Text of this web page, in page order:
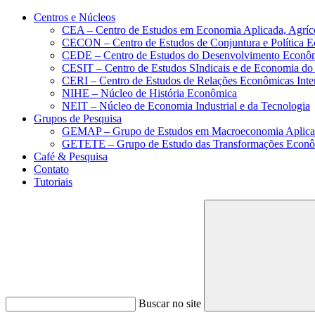
Conteúdo principal Menu principal
Centros e Núcleos
CEA – Centro de Estudos em Economia Aplicada,
CECON – Centro de Estudos de Conjuntura e Política
CEDE – Centro de Estudos do Desenvolvimento
CESIT – Centro de Estudos SIndicais e de Economia
CERI – Centro de Estudos de Relações Econômicas
NIHE – Núcleo de História Econômica
NEIT – Núcleo de Economia Industrial e da Tecnologia
Grupos de Pesquisa
GEMAP – Grupo de Estudos em Macroeconomia
GETETE – Grupo de Estudo das Transformações
Café & Pesquisa
Contato
Tutoriais
Buscar no site